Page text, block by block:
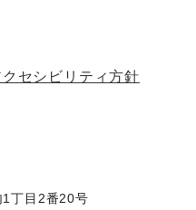
クセシビリティ方針
丁目2番20号